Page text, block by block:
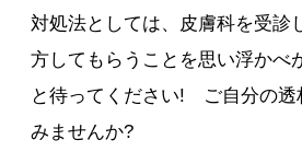
対処法としては、皮膚科を受診
方してもらうことを思い浮かべ
と待ってください! ご自分の透
みませんか?